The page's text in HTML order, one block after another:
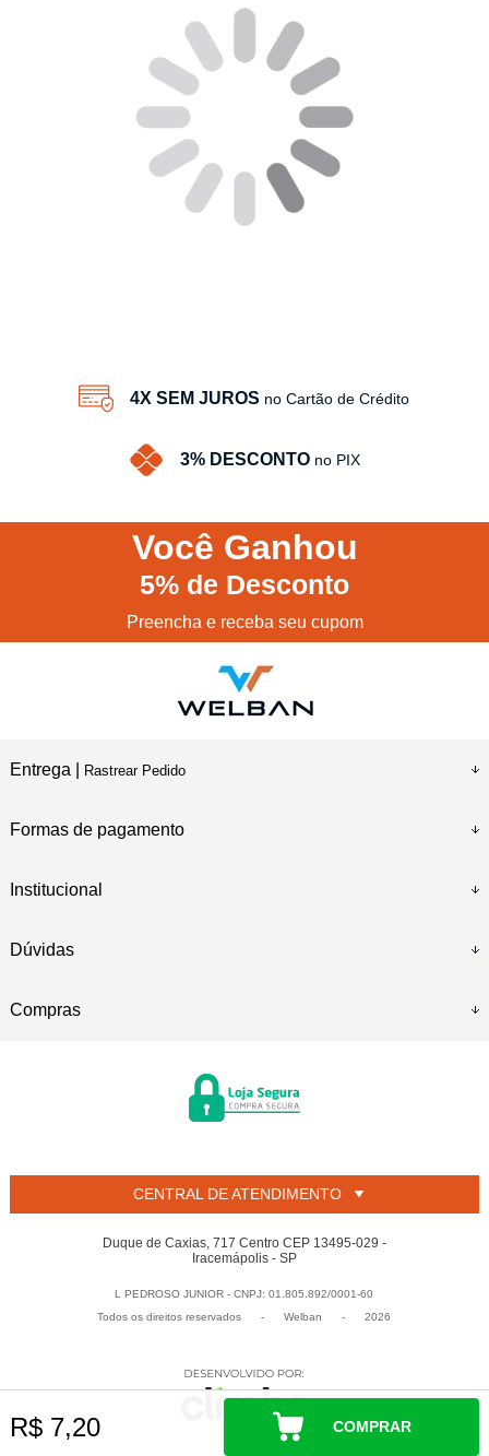
4X SEM JUROS no Cartão de Crédito
3% DESCONTO no PIX
Você Ganhou
5% de Desconto
Preencha e receba seu cupom
Entrega | Rastrear Pedido
Formas de pagamento
Institucional
Dúvidas
Compras
CENTRAL DE ATENDIMENTO
Duque de Caxias, 717 Centro CEP 13495-029 -
Iracemápolis - SP
L PEDROSO JUNIOR - CNPJ: 01.805.892/0001-60
Todos os direitos reservados
- Welban - 2026
R$ 7,20 COMPRAR